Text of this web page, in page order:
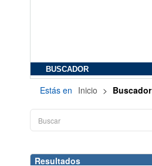
BUSCADOR
Estás en Inicio > Buscador
Resultados